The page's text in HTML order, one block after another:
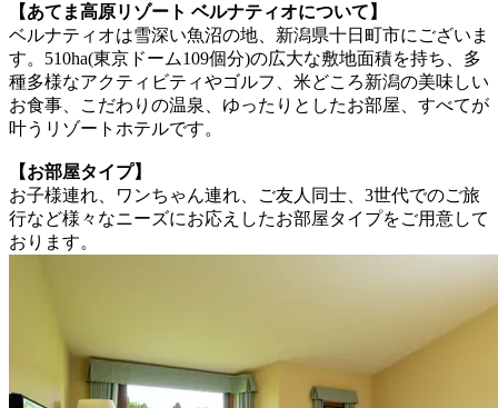
【あてま高原リゾート ベルナティオについて】
ベルナティオは雪深い魚沼の地、新潟県十日町市にございま
す。510ha(東京ドーム109個分)の広大な敷地面積を持ち、多
種多様なアクティビティやゴルフ、米どころ新潟の美味しい
お食事、こだわりの温泉、ゆったりとしたお部屋、すべてが
叶うリゾートホテルです。
【お部屋タイプ】
お子様連れ、ワンちゃん連れ、ご友人同士、3世代でのご旅
行など様々なニーズにお応えしたお部屋タイプをご用意して
おります。